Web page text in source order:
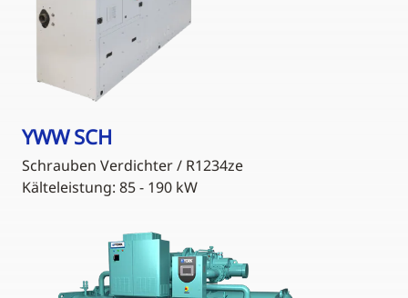
YWW SCH
Schrauben Verdichter / R1234ze
Kälteleistung: 85 - 190 kW